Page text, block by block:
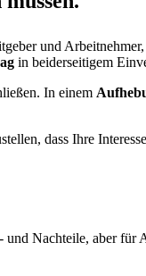
und
in beiderseitigem
In einem
dass Ihre
Nachteile, aber für